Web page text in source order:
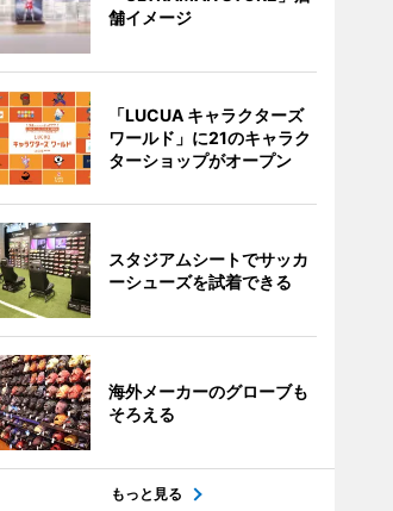
舗イメージ
「LUCUA キャラクターズ
ワールド」に21のキャラク
ターショップがオープン
スタジアムシートでサッカ
ーシューズを試着できる
海外メーカーのグローブも
そろえる
もっと見る